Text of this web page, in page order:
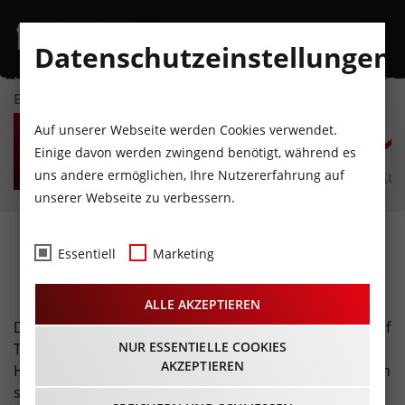
EVENTKALENDER
SA
8
AUGUST
SO
9
AUGUST
MO
10
AUGUST
DI
11
AUGUST
MI
12
AUGUST
Weihnachtsmärkte ·
Adventzeit
Die Weihnachtszeit ist die schönste Zeit im Jahr und auf
Tirols Weihnachtsmärkten steigt die Vorfreude auf
Heiligabend ganz besonders. Genießt die weihnachtlich
schöne Atmosphäre bei einem heißen Glühwein und
Datenschutzeinstellungen
Auf unserer Webseite werden Cookies verwendet.
Einige davon werden zwingend benötigt, während es
uns andere ermöglichen, Ihre Nutzererfahrung auf
unserer Webseite zu verbessern.
Essentiell Marketing
ALLE AKZEPTIEREN
NUR ESSENTIELLE COOKIES
AKZEPTIEREN